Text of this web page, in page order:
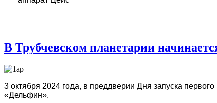
В Трубчевском планетарии
3 октября 2024 года, в преддверии Дня запуска
«Дельфин». ⁣